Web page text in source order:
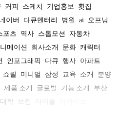
커피 스케치 기업홍보
횟집
네이버 다큐멘터리 병원 ai 오프닝
포츠 역사 스톱모션
자동차
메이션 회사소개 문화 캐릭터
인포그래픽 다큐 행사 아파트
쇼릴 미니멀 삼성 교육 소개
분양
제품 소개 글로벌 기능 소개
부산
대학 보험